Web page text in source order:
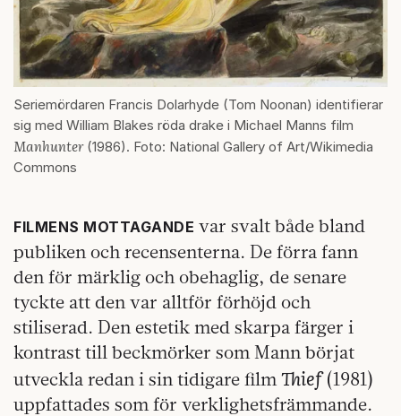
Seriemördaren Francis Dolarhyde (Tom Noonan) identifierar
sig med William Blakes röda drake i Michael Manns film
Manhunter (1986). Foto: National Gallery of Art/Wikimedia
Commons
FILMENS MOTTAGANDE var svalt både bland
publiken och recensenterna. De förra fann
den för märklig och obehaglig, de senare
tyckte att den var alltför förhöjd och
stiliserad. Den estetik med skarpa färger i
kontrast till beckmörker som Mann börjat
utveckla redan i sin tidigare film Thief(1981)
uppfattades som för verklighetsfrämmande.